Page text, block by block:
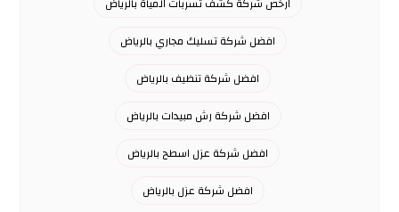
افضل شركة تسليك مجاري بالرياض
افضل شركة تنظيف بالرياض
افضل شركة رش مبيدات بالرياض
افضل شركة عزل اسطح بالرياض
افضل شركة عزل بالرياض